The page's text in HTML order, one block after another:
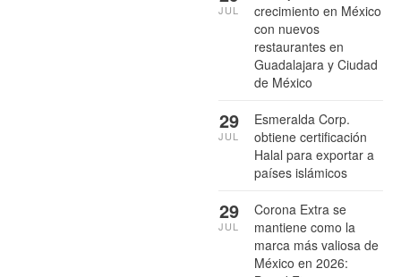
crecimiento en México
con nuevos
restaurantes en
Guadalajara y Ciudad
de México
JUL
Esmeralda Corp.
obtiene certificación
Halal para exportar a
países islámicos
29
JUL
Corona Extra se
mantiene como la
marca más valiosa de
México en 2026:
29
JUL